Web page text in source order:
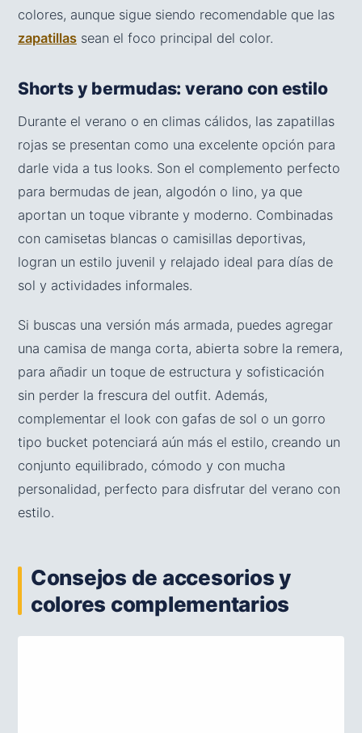
colores, aunque sigue siendo recomendable que las
zapatillas sean el foco principal del color.
Shorts y bermudas: verano con estilo
Durante el verano o en climas cálidos, las zapatillas
rojas se presentan como una excelente opción para
darle vida a tus looks. Son el complemento perfecto
para bermudas de jean, algodón o lino, ya que
aportan un toque vibrante y moderno. Combinadas
con camisetas blancas o camisillas deportivas,
logran un estilo juvenil y relajado ideal para días de
sol y actividades informales.
Si buscas una versión más armada, puedes agregar
una camisa de manga corta, abierta sobre la remera,
para añadir un toque de estructura y sofisticación
sin perder la frescura del outfit. Además,
complementar el look con gafas de sol o un gorro
tipo bucket potenciará aún más el estilo, creando un
conjunto equilibrado, cómodo y con mucha
personalidad, perfecto para disfrutar del verano con
estilo.
Consejos de accesorios y
colores complementarios